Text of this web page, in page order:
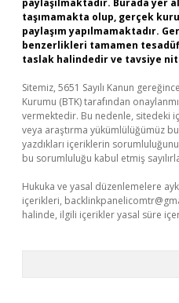
paylaşılmaktadır. Burada yer
taşımamakta olup, gerçek
paylaşım yapılmamaktadır.
benzerlikleri tamamen
taslak halindedir ve tavsiye
Sitemiz, 5651 Sayılı Kanun
Kurumu (BTK) tarafından
vermektedir. Bu nedenle, sitedeki
veya araştırma yükümlülüğümüz
yazdıkları içeriklerin
bu sorumluluğu kabul etmiş
Hukuka ve yasal düzenlemelere
içerikleri,
halinde, ilgili içerikler yasal süre